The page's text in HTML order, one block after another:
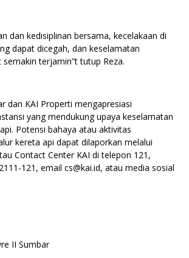
dan kedisiplinan bersama, kecelakaan di
dapat dicegah, dan keselamatan
terjamin”t tutup Reza.
dan KAI Properti mengapresiasi
yang mendukung upaya keselamatan
Potensi bahaya atau aktivitas
kereta api dapat dilaporkan melalui
Contact Center KAI di telepon 121,
121, email cs@kai.id, atau media sosial
II Sumbar